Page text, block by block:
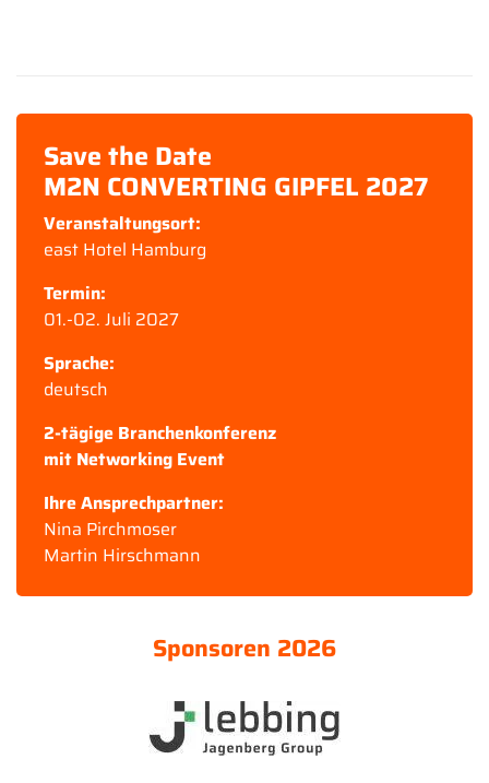
Save the Date
M2N CONVERTING GIPFEL 2027
Veranstaltungsort:
east Hotel Hamburg
Termin:
01.-02. Juli 2027
Sprache:
deutsch
2-tägige Branchenkonferenz
mit Networking Event
Ihre Ansprechpartner:
Nina Pirchmoser
Martin Hirschmann
Sponsoren 2026